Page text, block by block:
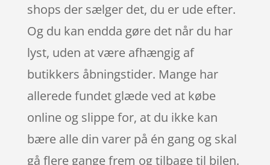
shops der sælger det, du er ude efter.
Og du kan endda gøre det når du har
lyst, uden at være afhængig af
butikkers åbningstider. Mange har
allerede fundet glæde ved at købe
online og slippe for, at du ikke kan
bære alle din varer på én gang og skal
gå flere gange frem og tilbage til bilen.